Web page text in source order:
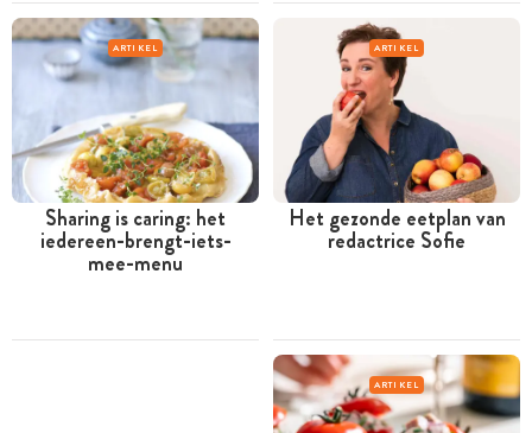
ARTIKEL
Sharing is caring: het
iedereen-brengt-iets-
mee-menu
ARTIKEL
Het gezonde eetplan van
redactrice Sofie
ARTIKEL